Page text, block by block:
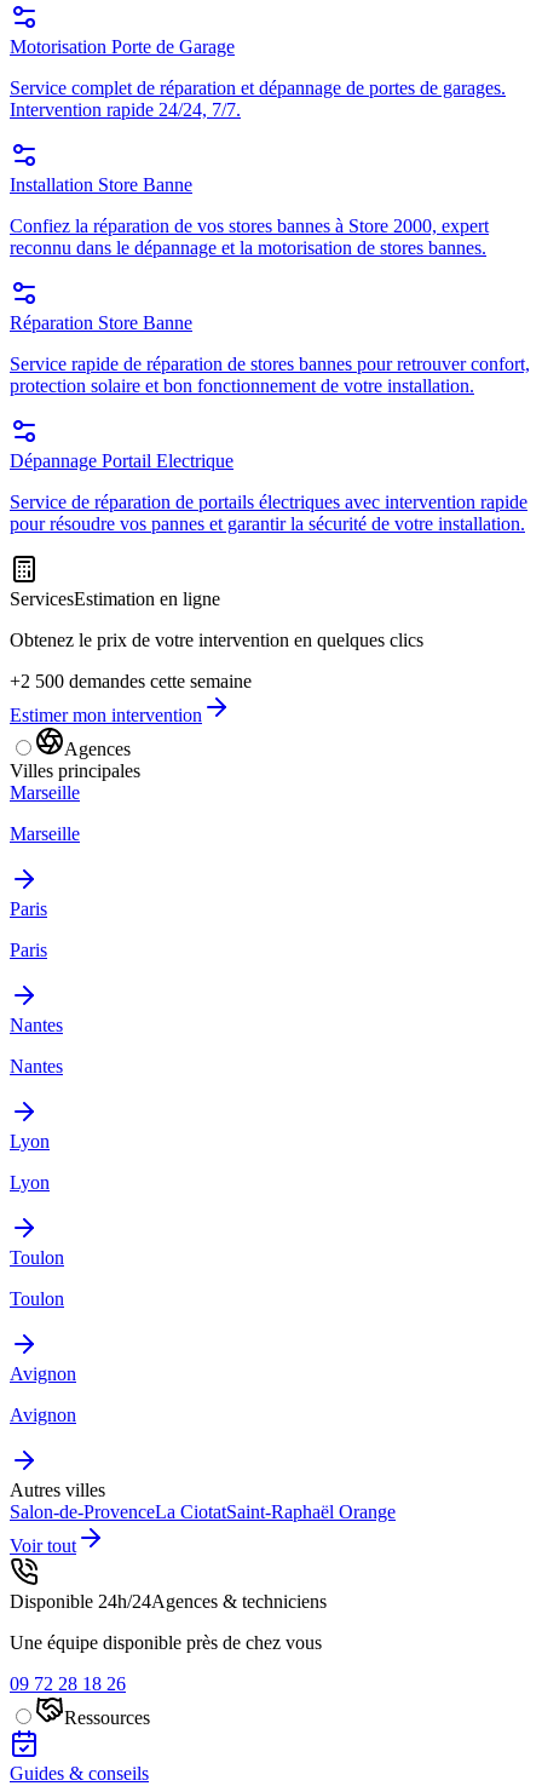
Motorisation Porte de Garage
Service complet de réparation et dépannage de portes de garages.
Intervention rapide 24/24, 7/7.
Installation Store Banne
Confiez la réparation de vos stores bannes à Store 2000, expert
reconnu dans le dépannage et la motorisation de stores bannes.
Réparation Store Banne
Service rapide de réparation de stores bannes pour retrouver confort,
protection solaire et bon fonctionnement de votre installation.
Dépannage Portail Electrique
Service de réparation de portails électriques avec intervention rapide
pour résoudre vos pannes et garantir la sécurité de votre installation.
ServicesEstimation en ligne
Obtenez le prix de votre intervention en quelques clics
+2 500 demandes cette semaine
Estimer mon intervention
Agences
Villes principales
Marseille
Marseille
Paris
Paris
Nantes
Nantes
Lyon
Lyon
Toulon
Toulon
Avignon
Avignon
Autres villes
Salon-de-ProvenceLa CiotatSaint-Raphaël Orange
Voir tout
Disponible 24h/24Agences & techniciens
Une équipe disponible près de chez vous
09 72 28 18 26
Ressources
Guides & conseils